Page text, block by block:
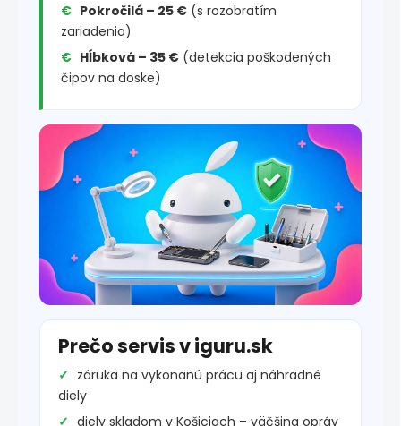
Pokročilá – 25 € (s rozobratím
zariadenia)
Hĺbková – 35 € (detekcia poškodených
čipov na doske)
Prečo servis v iguru.sk
záruka na vykonanú prácu aj náhradné
diely
diely skladom v Košiciach – väčšina opráv